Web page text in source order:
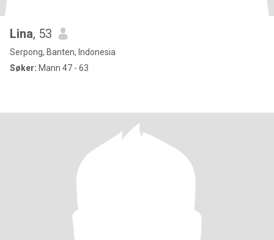
Lina, 53
Serpong, Banten, Indonesia
Søker: Mann 47 - 63